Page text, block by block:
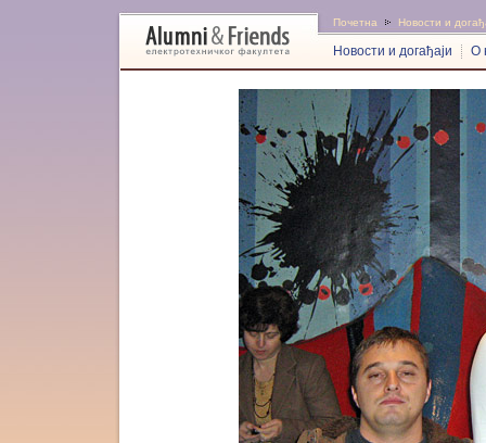
Почетна Новости и
Новости и догађаји О